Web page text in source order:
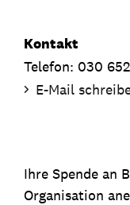
Kontakt
Telefon: 030
E-Mail
Ihre Spende an
Organisation